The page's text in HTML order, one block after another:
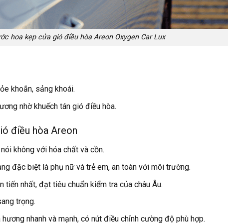
hoa kẹp cửa gió điều hòa Areon Oxygen Car Lux
khoắn, sảng khoái.
nhờ khuếch tán gió điều hòa.
điều hòa Areon
không với hóa chất và cồn.
đặc biệt là phụ nữ và trẻ em, an toàn với môi trường.
nhất, đạt tiêu chuẩn kiểm tra của châu Âu.
trọng.
nhanh và mạnh, có nút điều chỉnh cường độ phù hợp.